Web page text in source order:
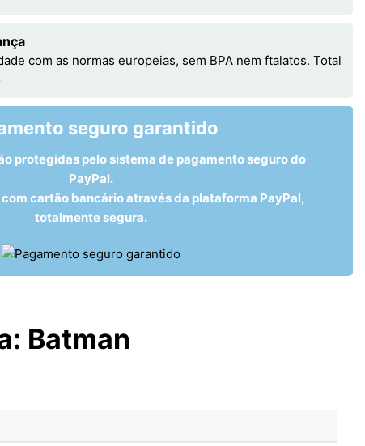
com as normas europeias, sem BPA nem ftalatos. Total
seguro garantido
protegidas pelo sistema de pagamento seguro do
PayPal.
cartão bancário através da plataforma PayPal,
totalmente segura.
Batman